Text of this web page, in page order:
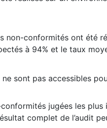
non-conformités ont été
à 94% et le taux
sont pas accessibles
jugées les
complet de l’audit